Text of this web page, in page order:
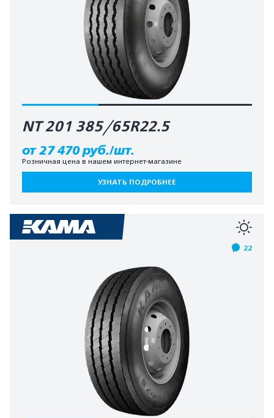
NT 201 385/65R22.5
от 27 470 руб./шт.
Розничная цена в нашем интернет-магазине
УЗНАТЬ ПОДРОБНЕЕ
22